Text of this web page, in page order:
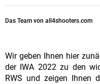
Das Team von all4shooters.com
Wir geben Ihnen hier
der IWA 2022 zu den
RWS und zeigen Ihnen